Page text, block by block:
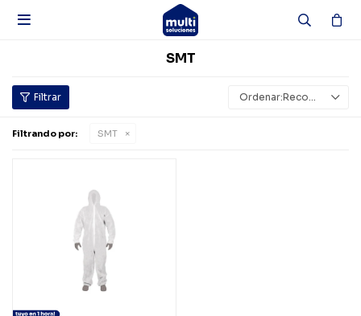

SMT
Recomendados
Filtrando por: SMT